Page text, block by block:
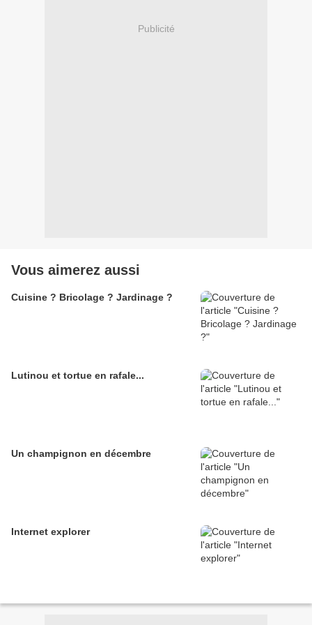
Publicité
Vous aimerez aussi
Cuisine ? Bricolage ? Jardinage ?
Lutinou et tortue en rafale...
Un champignon en décembre
Internet explorer